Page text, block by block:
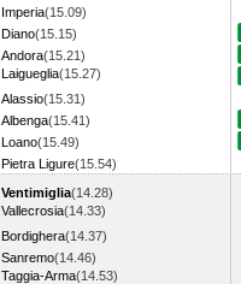
Imperia(15.09)
Diano(15.15)
Andora(15.21)
Laigueglia(15.27)
Alassio(15.31)
Albenga(15.41)
Loano(15.49)
Pietra Ligure(15.54)
Ventimiglia(14.28)
Vallecrosia(14.33)
Bordighera(14.37)
Sanremo(14.46)
Taggia-Arma(14.53)